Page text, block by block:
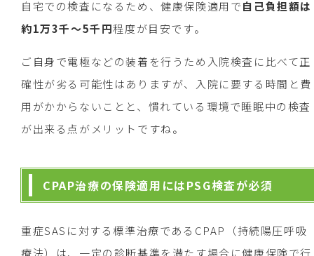
自宅での検査になるため、健康保険適用で自己負担額は
約1万3千～5千円程度が目安です。
ご自身で電極などの装着を行うため入院検査に比べて正
確性が劣る可能性はありますが、入院に要する時間と費
用がかからないことと、慣れている環境で睡眠中の検査
が出来る点がメリットですね。
CPAP治療の保険適用にはPSG検査が必須
重症SASに対する標準治療であるCPAP（持続陽圧呼吸
療法）は、一定の診断基準を満たす場合に健康保険で行